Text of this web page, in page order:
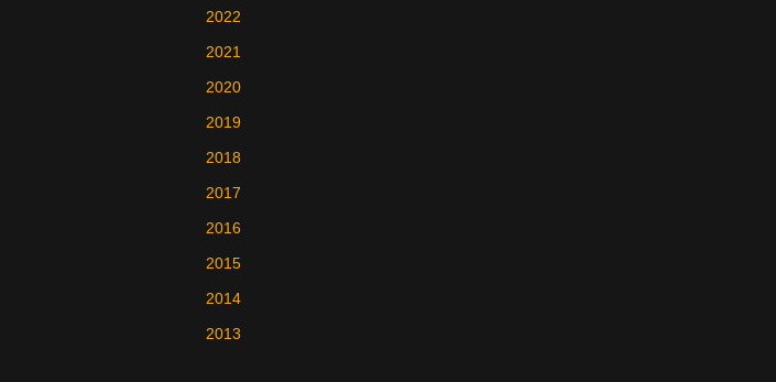
2022
2021
2020
2019
2018
2017
2016
2015
2014
2013